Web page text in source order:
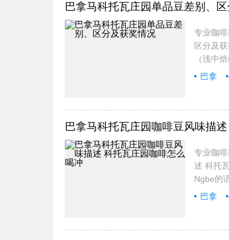
巴拿马科托瓦庄园单品豆差别、
专业咖
区分及
（浅中
巴拿
巴拿马科托瓦庄园咖啡豆风味描
专业咖
述 科托
Ngbe的
由巴拿